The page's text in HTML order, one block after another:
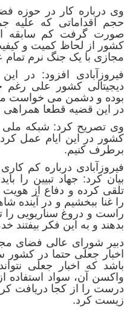
وی درباره کار در حوزه
حجم اقداماتی که علیه
صورت گرفت کم سابقه
کشور از لحاظ کمیت و
مجازی با یک جنگ نرم تمام
فیروزآبادی افزود: در
دیجیتالی کشور علی رغم
بوده و دشمن می خواست
در این قضیه قطعا همراهی
وی تصریح کرد: شبکه ملی و
کشور در این ایام عمل
برطرف کنیم.
فیروزآبادی درباره کم
بیان کرد: جهاد تبیین را
تلقی کرده و دفاع از
را غنا ببخشیم و در آینده
راست و دروغ سناریویی را
بدهند و به این فکر
دبیر شورای عالی فضای
اخبار جعلی حتما در
باشد که اخبار جعلی
واکسن آن، سواد استفاده
درست را از کجا دریافت
زیست کرد.